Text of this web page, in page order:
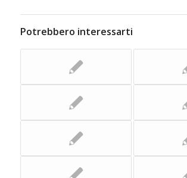
Potrebbero interessarti